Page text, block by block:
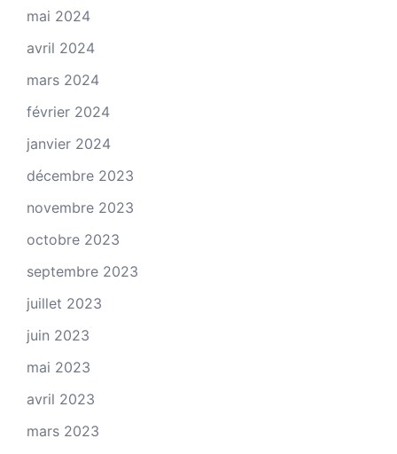
mai 2024
avril 2024
mars 2024
février 2024
janvier 2024
décembre 2023
novembre 2023
octobre 2023
septembre 2023
juillet 2023
juin 2023
mai 2023
avril 2023
mars 2023